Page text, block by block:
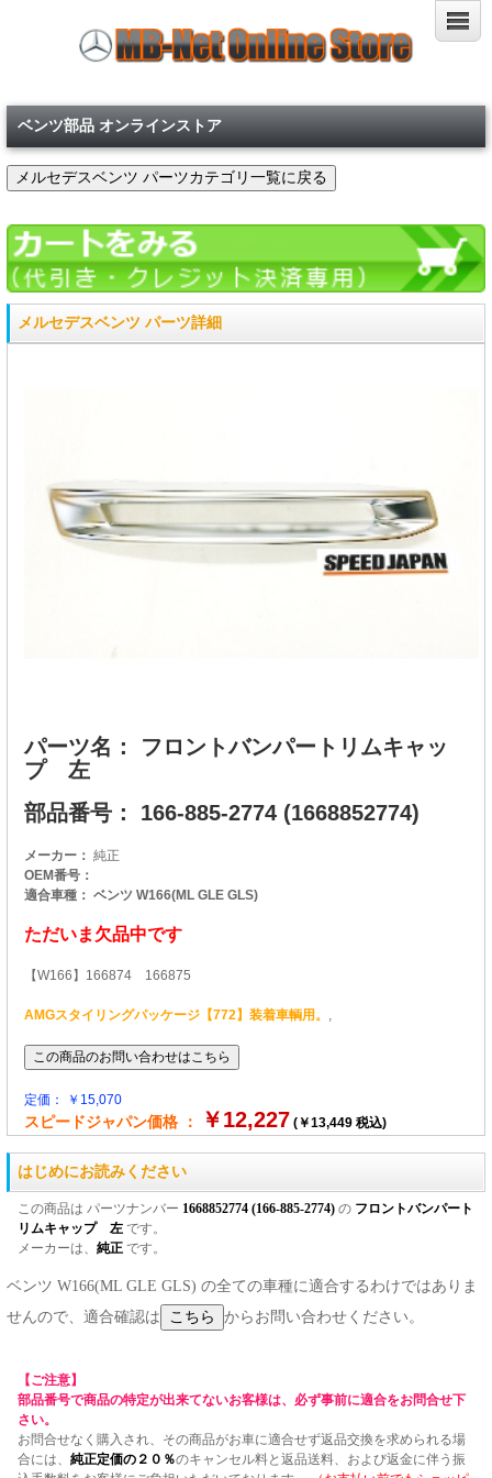
ベンツ部品 オンラインストア
メルセデスベンツ パーツ詳細
パーツ名： フロントバンパートリムキャッ
プ 左
部品番号： 166-885-2774 (1668852774)
メーカー： 純正
OEM番号：
適合車種： ベンツ W166(ML GLE GLS)
ただいま欠品中です
【W166】166874 166875
AMGスタイリングパッケージ【772】装着車輌用。
定価： ￥15,070
スピードジャパン価格 ： ￥12,227 (￥13,449 税込)
はじめにお読みください
この商品は パーツナンバー 1668852774 (166-885-2774) の フロントバンパート
リムキャップ 左 です。
メーカーは、 純正 です。
ベンツ W166(ML GLE GLS) の全ての車種に適合するわけではありま
せんので、適合確認は
からお問い合わせください。
【ご注意】
部品番号で商品の特定が出来てないお客様は、必ず事前に適合をお問合せ下
さい。
お問合せなく購入され、その商品がお車に適合せず返品交換を求められる場
合には、 純正定価の２０％のキャンセル料と返品送料、および返金に伴う振